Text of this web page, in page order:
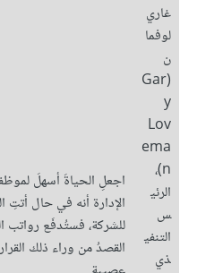
غاري
لوفما
ن
(Gar
y
Lov
ema
n)،
الرئي
س
التنفي
ذي
اجعلِ الحياةَ أسهلَ
الإدارة أنه في حال أتتِ
القصدُ من وراء ذلك